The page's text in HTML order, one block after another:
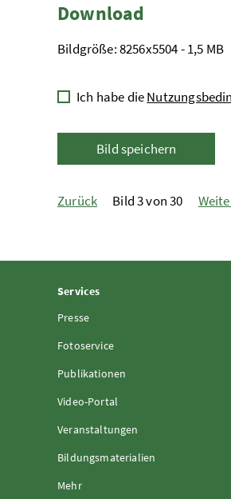
Download
Bildgröße: 8256x5504 - 1,5 MB
Ich habe die
Bild speichern
Zurück Bild 3 von 30
Services
Presse
Fotoservice
Publikationen
Video-Portal
Veranstaltungen
Bildungsmaterialien
Mehr